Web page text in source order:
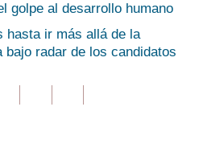
golpe al desarrollo humano
hasta ir más allá de la
radar de los candidatos